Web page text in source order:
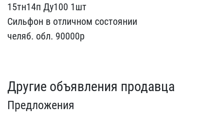
15тн14п Ду100 1шт
Сильфо​н в отличном состоянии
ч​еляб. обл. 90000р
Другие объявления продавца
Предложения